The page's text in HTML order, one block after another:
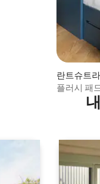
란트슈트
플러시 패